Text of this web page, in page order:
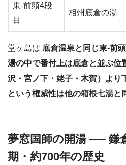
東-前頭4段
目
相州底倉の湯
堂ヶ島は 底倉温泉と同じ東-前
湯の中で番付上は底倉と並ぶ位
沢・宮ノ下・姥子・木賀）より
という権威性は他の箱根七湯と
夢窓国師の開湯 ── 鎌
期・約700年の歴史